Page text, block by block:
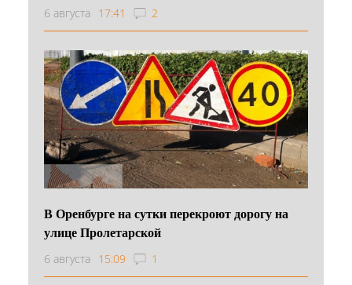
6 августа 17:41 2
В Оренбурге на сутки перекроют дорогу на
улице Пролетарской
6 августа 15:09 1